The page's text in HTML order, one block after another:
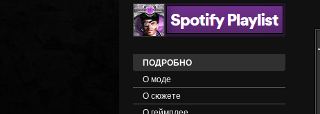
ПОДРОБНО
О моде
О сюжете